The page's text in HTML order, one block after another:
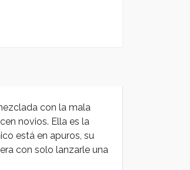
con la mala
novios. Ella es la
está en apuros, su
con solo lanzarle una